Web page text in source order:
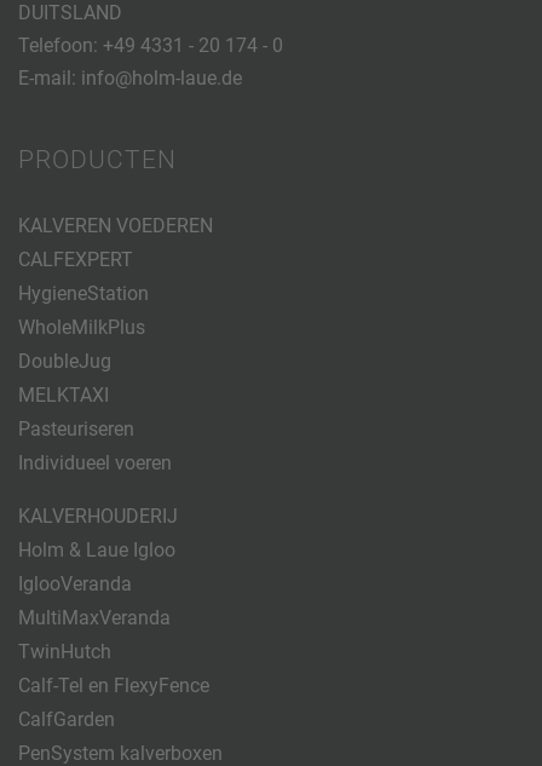
DUITSLAND
Telefoon: +49 4331 - 20 174 - 0
E-mail: info@holm-laue.de
PRODUCTEN
KALVEREN VOEDEREN
CALFEXPERT
HygieneStation
WholeMilkPlus
DoubleJug
MELKTAXI
Pasteuriseren
Individueel voeren
KALVERHOUDERIJ
Holm & Laue Igloo
IglooVeranda
MultiMaxVeranda
TwinHutch
Calf-Tel en FlexyFence
CalfGarden
PenSystem kalverboxen